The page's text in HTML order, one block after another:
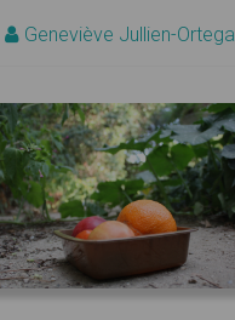
Geneviève Jullien-Ortega